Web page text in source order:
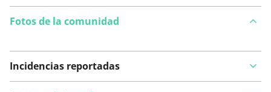
Fotos de la comunidad
Incidencias reportadas